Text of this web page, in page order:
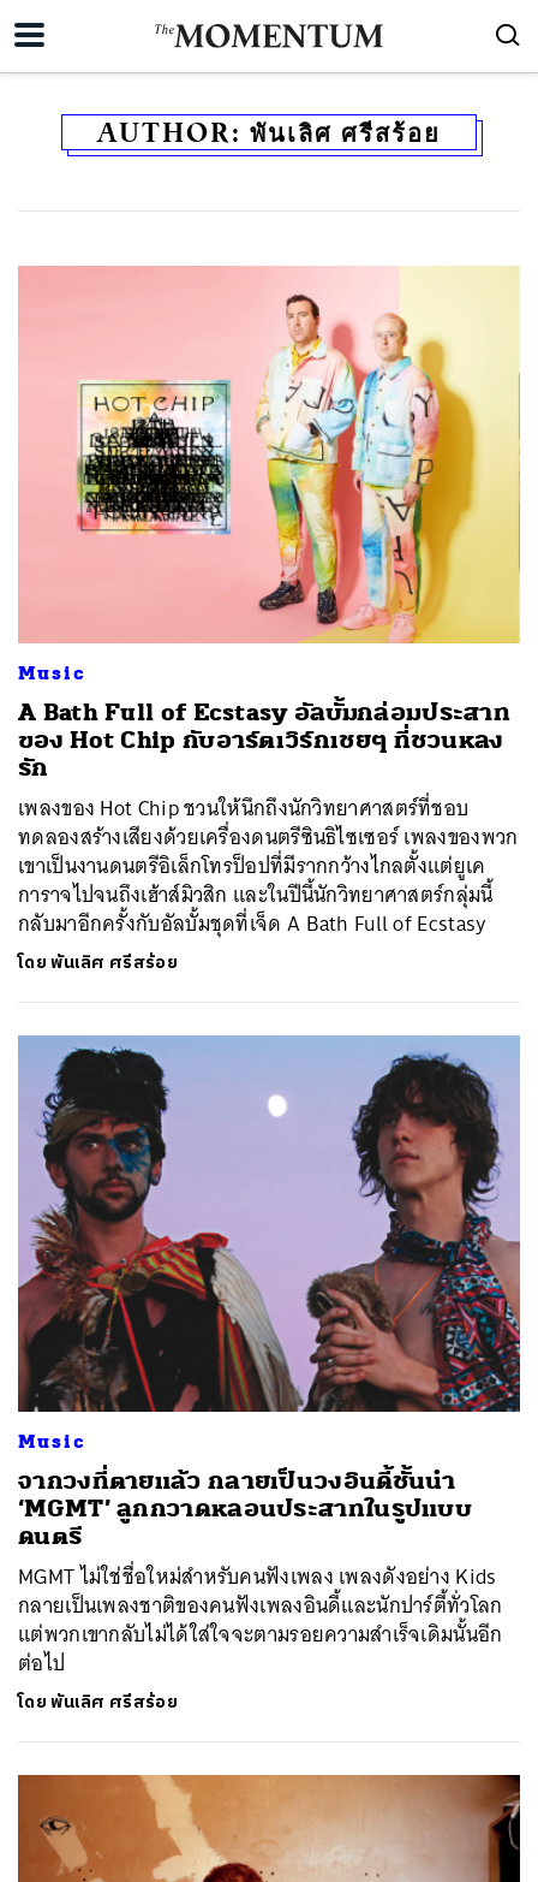
AUTHOR: พันเลิศ ศรีสร้อย
Music
A Bath Full of Ecstasy อัลบั้มกล่อมประสาท
ของ Hot Chip กับอาร์ตเวิร์กเชยๆ ที่ชวนหลง
รัก
เพลงของ Hot Chip ชวนให้นึกถึงนักวิทยาศาสตร์ที่ชอบ
ทดลองสร้างเสียงด้วยเครื่องดนตรีซินธิไซเซอร์ เพลงของพวก
เขาเป็นงานดนตรีอิเล็กโทรป็อปที่มีรากกว้างไกลตั้งแต่ยูเค
การาจไปจนถึงเฮ้าส์มิวสิก และในปีนี้นักวิทยาศาสตร์กลุ่มนี้
กลับมาอีกครั้งกับอัลบั้มชุดที่เจ็ด A Bath Full of Ecstasy
โดยพันเลิศ ศรีสร้อย
Music
จากวงที่ตายแล้ว กลายเป็นวงอินดี้ชั้นนำ
‘MGMT’ ลูกกวาดหลอนประสาทในรูปแบบ
ดนตรี
MGMT ไม่ใช่ชื่อใหม่สำหรับคนฟังเพลง เพลงดังอย่าง Kids
กลายเป็นเพลงชาติของคนฟังเพลงอินดี้และนักปาร์ตี้ทั่วโลก
แต่พวกเขากลับไม่ได้ใส่ใจจะตามรอยความสำเร็จเดิมนั้นอีก
ต่อไป
โดยพันเลิศ ศรีสร้อย
ค้นหา
SHARE TWEET LINE EMAIL